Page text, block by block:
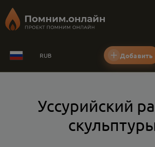
RUB Добавить
Уссурийский